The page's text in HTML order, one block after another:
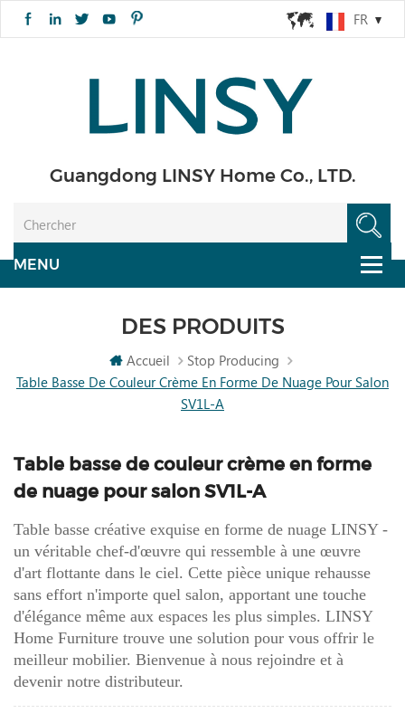
FR
Guangdong LINSY Home Co., LTD.
DES PRODUITS
Accueil
Stop Producing
Table Basse De Couleur Crème En Forme De Nuage Pour Salon
SV1L-A
Table basse de couleur crème en forme
de nuage pour salon SV1L-A
Table basse créative exquise en forme de nuage LINSY -
un véritable chef-d'œuvre qui ressemble à une œuvre
d'art flottante dans le ciel. Cette pièce unique rehausse
sans effort n'importe quel salon, apportant une touche
d'élégance même aux espaces les plus simples. LINSY
Home Furniture trouve une solution pour vous offrir le
meilleur mobilier. Bienvenue à nous rejoindre et à
devenir notre distributeur.